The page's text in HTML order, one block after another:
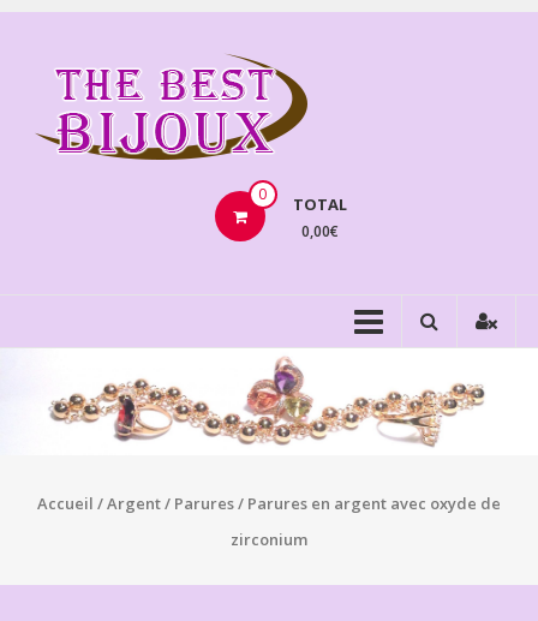
Aller
contenu
0 TOTAL
0,00€
Accueil /Argent/ Parures/ Parures en argent avec oxyde de
zirconium